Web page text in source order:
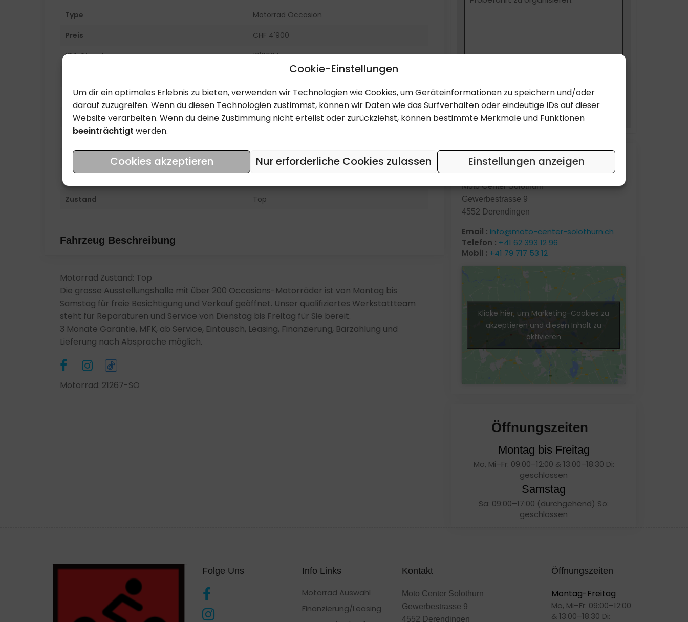
Cookie-Einstellungen
Um dir ein optimales Erlebnis zu bieten, verwenden wir Technologien wie Cookies, um Geräteinformationen zu speichern und/oder
darauf zuzugreifen. Wenn du diesen Technologien zustimmst, können wir Daten wie das Surfverhalten oder eindeutige IDs auf dieser
Website verarbeiten. Wenn du deine Zustimmung nicht erteilst oder zurückziehst, können bestimmte Merkmale und Funktionen
beeinträchtigt werden.
Cookies akzeptieren Nur erforderliche Cookies zulassen Einstellungen anzeigen
Type
Motorrad Occasion
Preis
CHF 4'900
KM-Stand
19'000 km
Inverkehrssetzung
07.08.2018
Farbe
Orange / hellgrau
77
Zustand
Top
Fahrzeug Beschreibung
Motorrad Zustand: Top
Die grosse Ausstellungshalle mit über 200 Occasions-Motorräder ist von Montag bis
Samstag für freie Besichtigung und Verkauf geöffnet. Unser qualifiziertes Werkstattteam
steht für Reparaturen und Service von Dienstag bis Freitag für Sie bereit.
3 Monate Garantie, MFK, ab Service, Eintausch, Leasing, Finanzierung, Barzahlung und
Lieferung nach Absprache möglich.
Motorrad: 21267-SO
SUBMIT
Kontakt
Moto Center Solothurn
Gewerbestrasse 9
4552 Derendingen
Email : info@moto-center-solothurn.ch
Telefon : +41 62 393 12 96
Mobil : +41 79 717 53 12
Klicke hier, um Marketing-Cookies zu
akzeptieren und diesen Inhalt zu
aktivieren
Öffnungszeiten
Montag bis Freitag
Mo, Mi–Fr: 09:00–12:00 & 13:00–18:30 Di:
geschlossen
Samstag
Sa: 09:00–17:00 (durchgehend) So:
geschlossen
Folge Uns Info Links
Motorrad Auswahl
Finanzierung/Leasing
Kontakt
Moto Center Solothurn
Gewerbestrasse 9
4552 Derendingen
Öffnungszeiten
Montag-Freitag
Mo, Mi–Fr: 09:00–12:00
& 13:00–18:30 Di: